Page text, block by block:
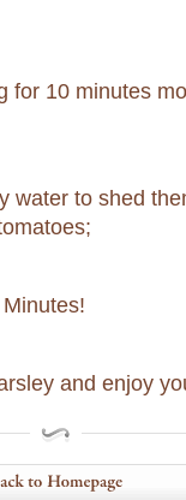
for 10 minutes
to shed
and enjoy